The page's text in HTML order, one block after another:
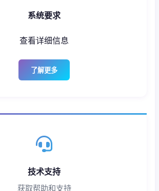
系统要求
查看详细信息
了解更多
技术支持
获取帮助和支持